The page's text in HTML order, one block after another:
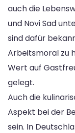
auch die
und Novi Sad
sind dafür
Arbeitsmoral zu
Wert auf
gelegt.
Auch die
Aspekt bei der
sein. In